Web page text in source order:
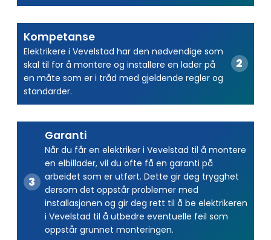
Kompetanse
Elektrikere i Vevelstad har den nødvendige som
skal til for å montere og installere en lader på
en måte som er i tråd med gjeldende regler og
standarder.
Garanti
Når du får en elektriker i Vevelstad til å montere
en elbillader, vil du ofte få en garanti på
arbeidet som er utført. Dette gir deg trygghet
dersom det oppstår problemer med
installasjonen og gir deg rett til å be elektrikeren
i Vevelstad til å utbedre eventuelle feil som
oppstår grunnet monteringen.